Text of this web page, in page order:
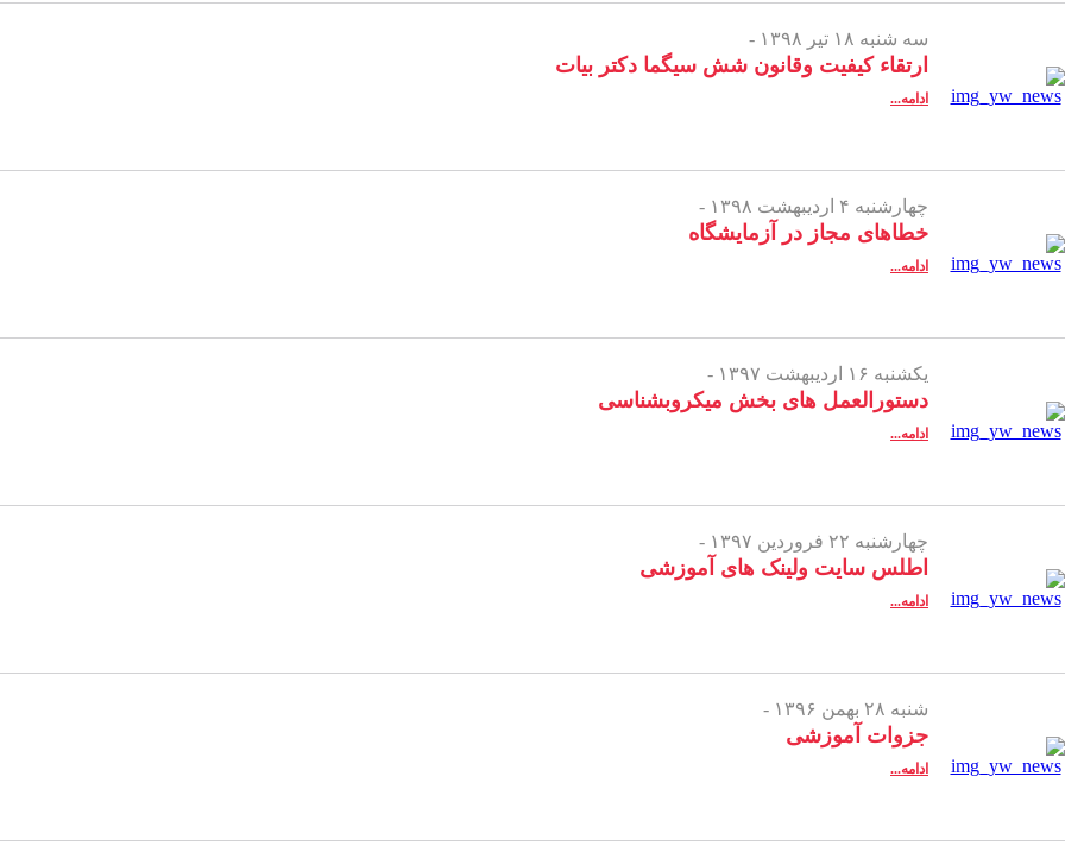
سه شنبه ۱۸ تیر ۱۳۹۸ -
ارتقاء کیفیت وقانون شش سیگما دکتر بیات
ادامه...
چهارشنبه ۴ اردیبهشت ۱۳۹۸ -
خطاهای مجاز در آزمایشگاه
ادامه...
یکشنبه ۱۶ اردیبهشت ۱۳۹۷ -
دستورالعمل های بخش میکروبشناسی
ادامه...
چهارشنبه ۲۲ فروردین ۱۳۹۷ -
اطلس سایت ولینک های آموزشی
ادامه...
شنبه ۲۸ بهمن ۱۳۹۶ -
جزوات آموزشی
ادامه...